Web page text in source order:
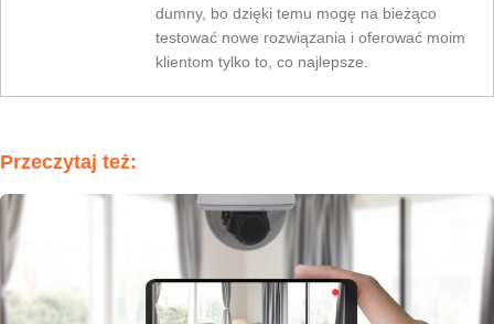
dumny, bo dzięki temu mogę na bieżąco
testować nowe rozwiązania i oferować moim
klientom tylko to, co najlepsze.
Przeczytaj też: